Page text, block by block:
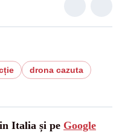
drona cazuta
Italia și pe Google